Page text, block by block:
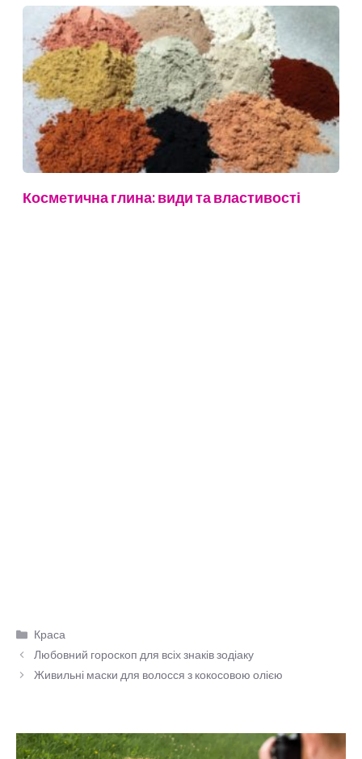
Косметична глина: види та властивості
Категорії
Краса
Любовний гороскоп для всіх знаків зодіаку
Живильні маски для волосся з кокосовою олією